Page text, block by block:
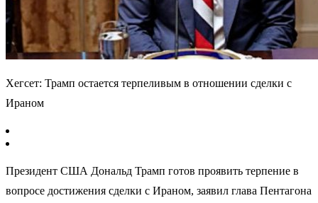
Хегсет: Трамп остается терпеливым в отношении сделки с
Ираном
Президент США Дональд Трамп готов проявить терпение в
вопросе достижения сделки с Ираном, заявил глава Пентагона